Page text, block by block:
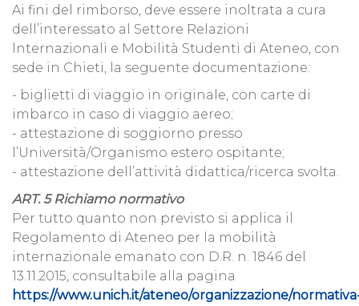
Ai fini del rimborso, deve essere inoltrata a cura
dell’interessato al Settore Relazioni
lnternazionali e Mobilità Studenti di Ateneo, con
sede in Chieti, la seguente documentazione:
- biglietti di viaggio in originale, con carte di
imbarco in caso di viaggio aereo;
- attestazione di soggiorno presso
l’Università/Organismo estero ospitante;
- attestazione dell’attività didattica/ricerca svolta.
ART. 5 Richiamo normativo
Per tutto quanto non previsto si applica il
Regolamento di Ateneo per la mobilità
internazionale emanato con D.R. n. 1846 del
13.11.2015, consultabile alla pagina
https://www.unich.it/ateneo/organizzazione/